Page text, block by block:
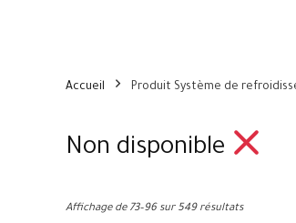
Accueil Produit Système de
Non disponible
Affichage de 73–96 sur 549 résultats